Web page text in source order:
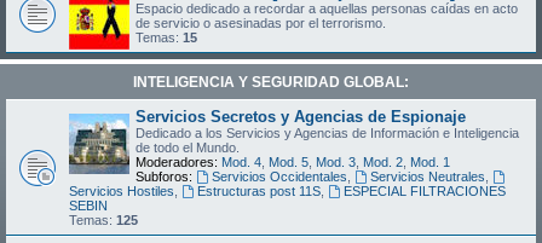
Espacio dedicado a recordar a aquellas personas caídas en acto
de servicio o asesinadas por el terrorismo.
Temas: 15
INTELIGENCIA Y SEGURIDAD GLOBAL:
Servicios Secretos y Agencias de Espionaje
Dedicado a los Servicios y Agencias de Información e Inteligencia
de todo el Mundo.
Moderadores: Mod. 4 Mod. 5 Mod. 3 Mod. 2 Mod. 1
Subforos:
Servicios Occidentales Servicios Neutrales
Servicios Hostiles
Estructuras post 11S,
ESPECIAL FILTRACIONES
SEBIN
Temas: 125